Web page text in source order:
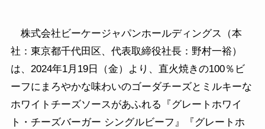
株式会社ビーケージャパンホールディングス（本
社：東京都千代田区、代表取締役社長：野村一裕）
は、2024年1月19日（金）より、直火焼きの100％ビ
ーフにまろやかな味わいのゴーダチーズとミルキーな
ホワイトチーズソースがあふれる『グレートホワイ
ト・チーズバーガー シングルビーフ』『グレートホ